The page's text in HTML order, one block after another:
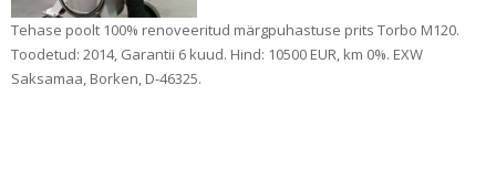
Tehase poolt 100% renoveeritud märgpuhastuse prits Torbo M120.
Toodetud: 2014, Garantii 6 kuud. Hind: 10500 EUR, km 0%. EXW
Saksamaa, Borken, D-46325.